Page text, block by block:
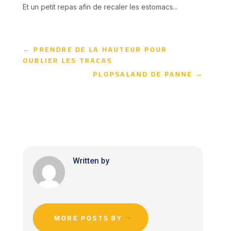
Et un petit repas afin de recaler les estomacs...
← PRENDRE DE LA HAUTEUR POUR
OUBLIER LES TRACAS
PLOPSALAND DE PANNE →
Written by
MORE POSTS BY